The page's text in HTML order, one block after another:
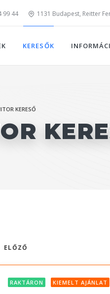
99 44 1131 Budapest, Reitter
KERESŐK
KERESŐ
ELŐZŐ
RAKTÁRON KIEMELT AJÁNLAT